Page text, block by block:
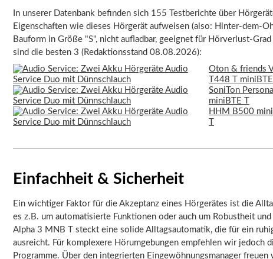
In unserer Datenbank befinden sich 155 Testberichte über
Eigenschaften wie dieses Hörgerät aufweisen (also: Hinter-dem-
Bauform in Größe "S", nicht aufladbar, geeignet für Hörverlust-
sind die besten 3 (Redaktionsstand 08.08.2026):
Oton & friends
T448 T miniBTE
SoniTon
miniBTE T
HHM B500
Einfachheit & Sicherheit
Ein wichtiger Faktor für die Akzeptanz eines Hörgerätes ist die
es z.B. um automatisierte Funktionen oder auch um Robustheit
Alpha 3 MNB T steckt eine solide Alltagsautomatik, die für ein
ausreicht. Für komplexere Hörumgebungen empfehlen wir jedoch
Programme. Über den integrierten Eingewöhnungsmanager freuen